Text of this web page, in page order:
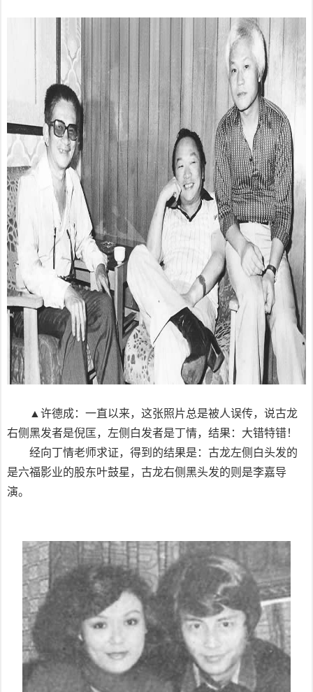
▲许德成：一直以来，这张照片总是被人误传，说古龙
右侧黑发者是倪匡，左侧白发者是丁情，结果：大错特错！
经向丁情老师求证，得到的结果是：古龙左侧白头发的
是六福影业的股东叶鼓星，古龙右侧黑头发的则是李嘉导
演。